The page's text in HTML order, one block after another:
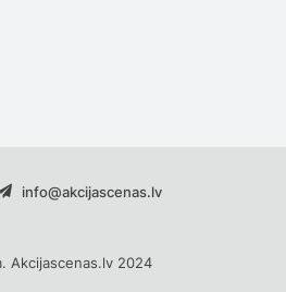
info@akcijascenas.lv
Akcijascenas.lv 2024